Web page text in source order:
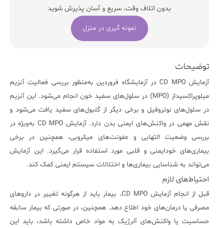
توضیحات
آزمایشCD MPOدر آزمایشگاه فروردین به‌منظور بررسی فعالیت آنزیم
میلوپراکسیداز (MPO)
در سلول‌های سفید خون انجام می‌شود. این آنزیم
در سلول‌های نوتروفیل و برخی دیگر از گلبول‌های سفید یافت می‌شود و
نقش مهمی در واکنش‌های ایمنی بدن دارد. آزمایش CD MPO به‌ویژه در
بررسی وضعیت التهابی و عفونت‌های میکروبی، همچنین در برخی
بیماری‌های خودایمنی و قلبی مورد استفاده قرار می‌گیرد. این آزمایش
می‌تواند به شناسایی بیماری‌ها و اختلالات سیستم ایمنی کمک کند.
احتیاط‌های لازم
قبل از انجام آزمایش CD MPO، بیمار باید از هرگونه تغییر در داروهای
مصرفی یا درمان‌های خود اطلاع دهد. همچنین، در صورتی که بیمار سابقه
حساسیت یا واکنش‌های آلرژیک به مواد خاص داشته باشد، باید این
بدون اتلاف وقت، سریع و آسان پذیرش شوید
نمونه گیری در منزل